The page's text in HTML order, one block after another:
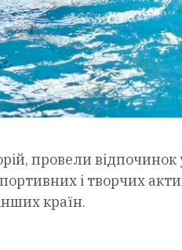
провели відпочинок
і творчих
країн.